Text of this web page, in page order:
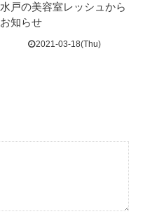
水戸の美容室レッシュから
お知らせ
2021-03-18(Thu)